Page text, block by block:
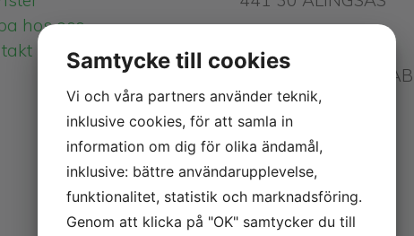
hos oss
Postadress
Alingsås Revision AB
Box 597
441 16 ALINGSÅS
0322-67 07 40
info@alirev.se
Samtycke till cookies
Vi och våra partners använder teknik,
inklusive cookies, för att samla in
information om dig för olika ändamål,
inklusive: bättre användarupplevelse,
funktionalitet, statistik och marknadsföring.
Genom att klicka på "OK" samtycker du till